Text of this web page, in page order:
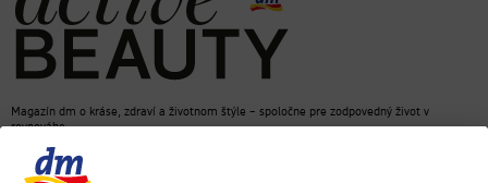
Magazín dm o kráse, zdraví a životnom štýle – spoločne pre zodpovedný život v
rovnováhe